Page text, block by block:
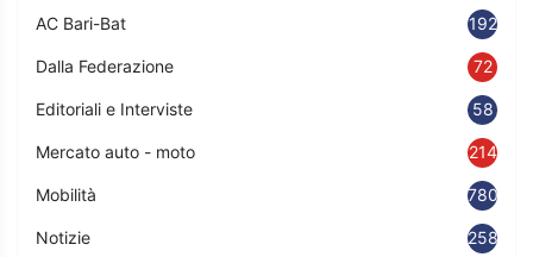
AC Bari-Bat 192
Dalla Federazione 72
Editoriali e Interviste 58
Mercato auto - moto 214
Mobilità 780
Notizie 2583